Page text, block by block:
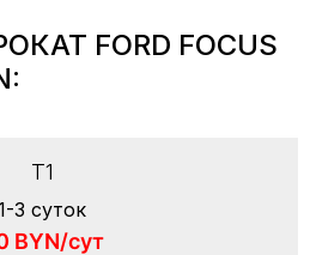
FORD FOCUS
T1
3 суток
BYN/сут